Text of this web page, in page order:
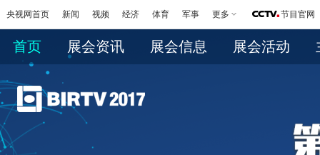
央视网首页 新闻 视频 经济 体育 军事 更多 节目官网
首页 展会资讯 展会信息 展会活动